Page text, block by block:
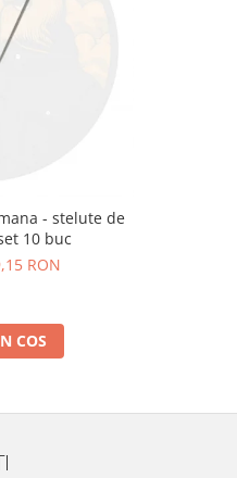
- stelute de
10 buc
RON
COS